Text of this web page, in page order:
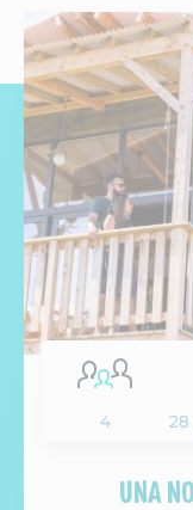
4
UNA